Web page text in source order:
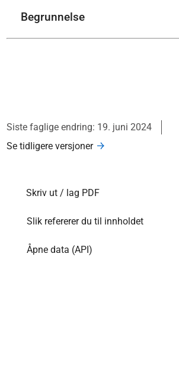
Begrunnelse
Siste faglige endring: 19. juni 2024
Se tidligere versjoner
Skriv ut / lag PDF
Slik refererer du til innholdet
Åpne data (API)